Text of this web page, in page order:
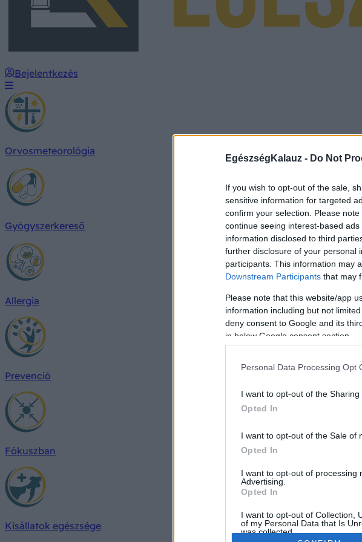
EgészségKalauz - Do Not
If you wish to opt-out of the sale,
sensitive information for targeted
confirm your selection. Please
continue seeing interest-based
information disclosed to third
further disclosure of your personal
participants. This information may
Downstream Participants that may
Please note that this website/app
information including but not
deny consent to Google and its
in below Google consent section.
Personal Data Processing Opt
I want to opt-out of the Sharing
Opted In
I want to opt-out of the Sale of
Opted In
I want to opt-out of processing
Advertising.
Opted In
I want to opt-out of Collection,
of my Personal Data that Is
was collected.
Bejelentkezés
Orvosmeteorológia
Gyógyszerkereső
Allergia
Prevenció
Fókuszban
Kisállatok egészsége